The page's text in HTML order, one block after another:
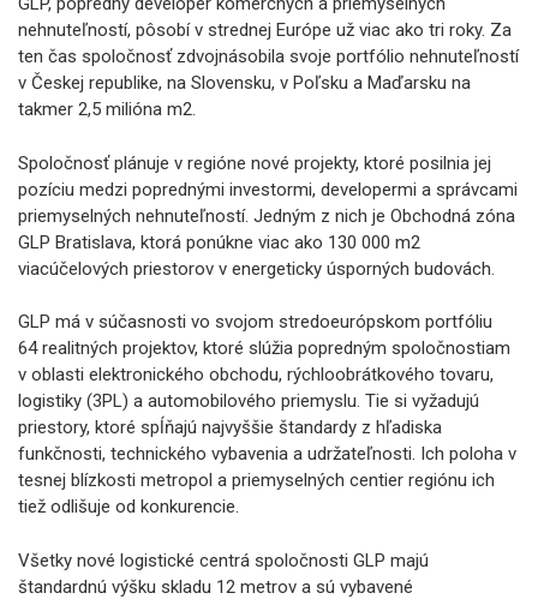
nehnuteľností, pôsobí v strednej Európe už viac ako tri roky. Za
ten čas spoločnosť zdvojnásobila svoje portfólio nehnuteľností
v Českej republike, na Slovensku, v Poľsku a Maďarsku na
takmer 2,5 milióna m2.
Spoločnosť plánuje v regióne nové projekty, ktoré posilnia jej
pozíciu medzi poprednými investormi, developermi a správcami
priemyselných nehnuteľností. Jedným z nich je Obchodná zóna
GLP Bratislava, ktorá ponúkne viac ako 130 000 m2
viacúčelových priestorov v energeticky úsporných budovách.
GLP má v súčasnosti vo svojom stredoeurópskom portfóliu
64 realitných projektov, ktoré slúžia popredným spoločnostiam
v oblasti elektronického obchodu, rýchloobrátkového tovaru,
logistiky (3PL) a automobilového priemyslu. Tie si vyžadujú
priestory, ktoré spĺňajú najvyššie štandardy z hľadiska
funkčnosti, technického vybavenia a udržateľnosti. Ich poloha v
tesnej blízkosti metropol a priemyselných centier regiónu ich
tiež odlišuje od konkurencie.
Všetky nové logistické centrá spoločnosti GLP majú
štandardnú výšku skladu 12 metrov a sú vybavené